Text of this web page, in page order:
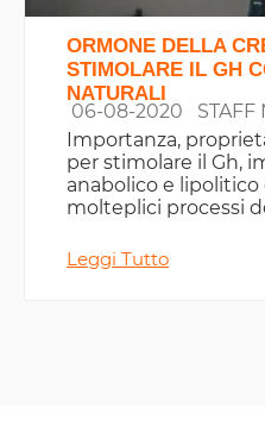
ORMONE DELLA
STIMOLARE IL GH
NATURALI
06-08-2020
Importanza,
per stimolare il Gh,
anabolico e
molteplici processi
Leggi Tutto